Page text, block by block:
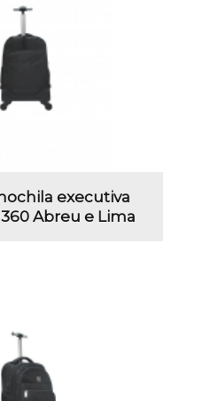
executiva
Abreu e Lima